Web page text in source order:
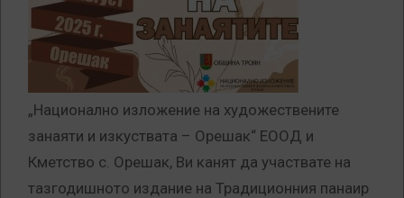
„Национално изложение на художествените
занаяти и изкуствата – Орешак“ ЕООД и
Кметство с. Орешак, Ви канят да участвате на
тазгодишното издание на Традиционния панаир